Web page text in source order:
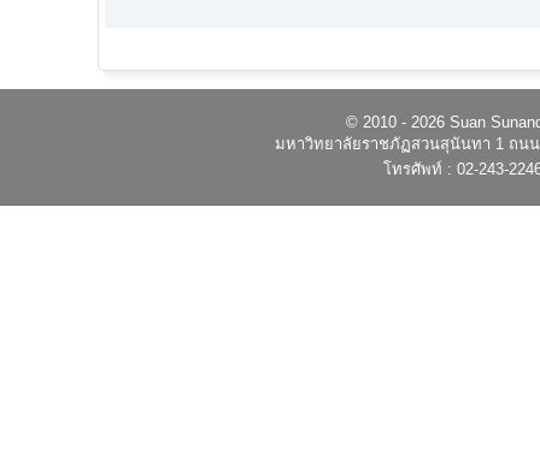
© 2010 - 2026 Suan
มหาวิทยาลัยราชภัฏสวนสุนันทา 1 ถนน
โทรศัพท์ : 02-243-